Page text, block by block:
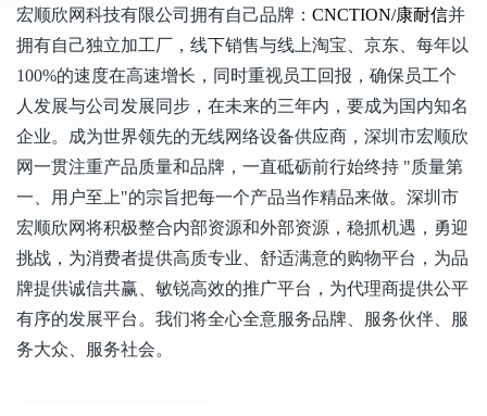
宏顺欣网科技有限公司拥有自己品牌： CNCTION/康耐信并
拥有自己独立加工厂，线下销售与线上淘宝、京东、每年以
100%的速度在高速增长，同时重视员工回报，确保员工个
人发展与公司发展同步，在未来的三年内，要成为国内知名
企业。成为世界领先的无线网络设备供应商，深圳市宏顺欣
网一贯注重产品质量和品牌，一直砥砺前行始终持 "质量第
一、用户至上"的宗旨把每一个产品当作精品来做。深圳市
宏顺欣网将积极整合内部资源和外部资源，稳抓机遇，勇迎
挑战，为消费者提供高质专业、舒适满意的购物平台，为品
牌提供诚信共赢、敏锐高效的推广平台，为代理商提供公平
有序的发展平台。我们将全心全意服务品牌、服务伙伴、服
务大众、服务社会。